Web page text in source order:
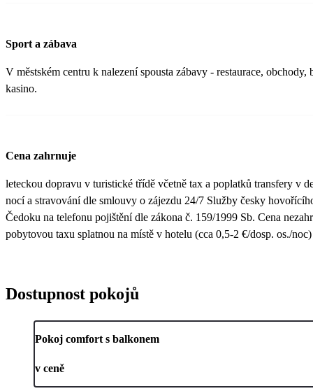
Sport a zábava
V městském centru k nalezení spousta zábavy - restaurace, obchody,
kasino.
Cena zahrnuje
leteckou dopravu v turistické třídě včetně tax a poplatků transfery v
nocí a stravování dle smlouvy o zájezdu 24/7 Služby česky
Čedoku na telefonu pojištění dle zákona č. 159/1999 Sb. Cena
pobytovou taxu splatnou na místě v hotelu (cca 0,5-2 €/dosp. os./noc)
Dostupnost pokojů
Pokoj comfort s balkonem
v ceně